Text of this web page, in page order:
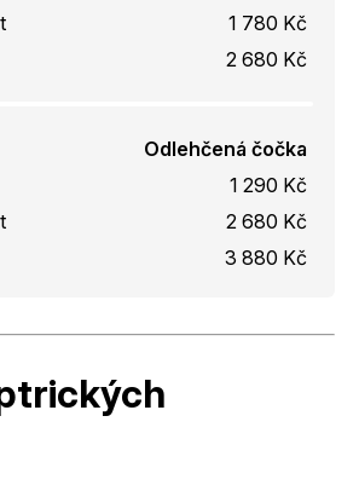
1 780 Kč
2 680 Kč
Odlehčená čočka
1 290 Kč
2 680 Kč
3 880 Kč